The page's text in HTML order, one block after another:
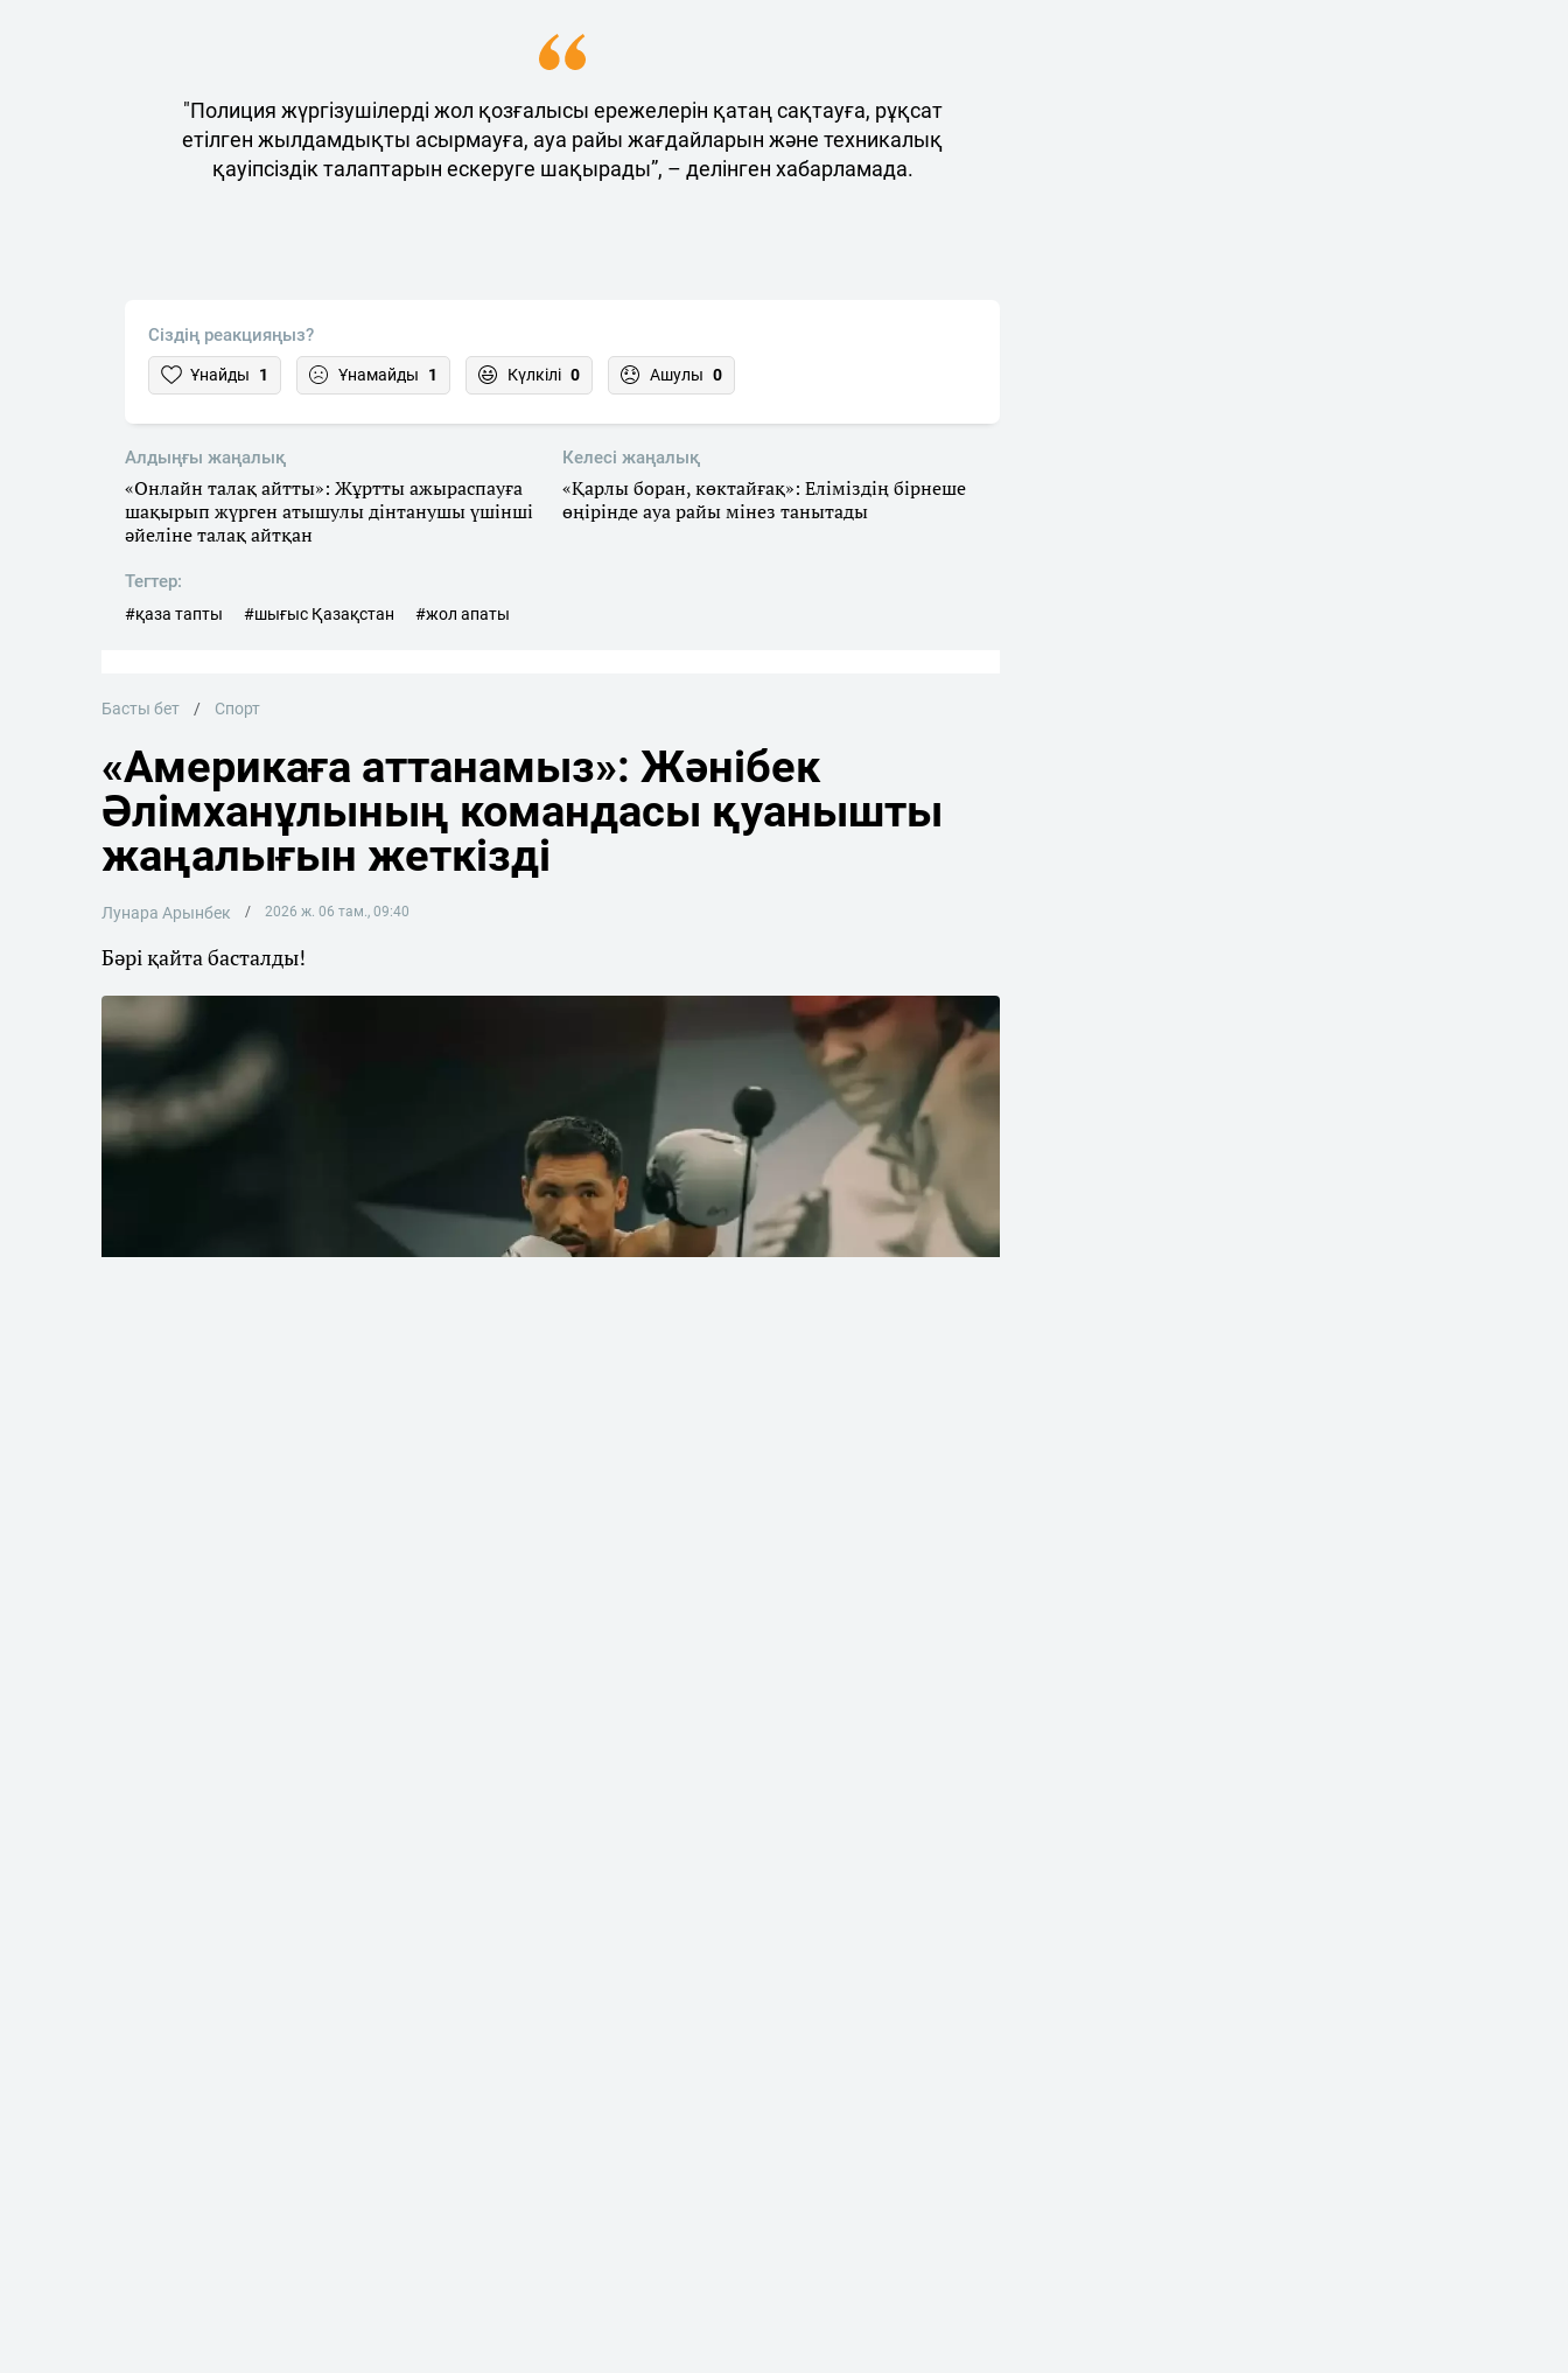
"Полиция жүргізушілерді жол қозғалысы ережелерін қатаң сақтауға, рұқсат
етілген жылдамдықты асырмауға, ауа райы жағдайларын және техникалық
қауіпсіздік талаптарын ескеруге шақырады”, – делінген хабарламада.
Сіздің реакцияңыз?
Ұнайды 1 Ұнамайды 1 Күлкілі 0 Ашулы 0
Алдыңғы жаңалық
«Онлайн талақ айтты»: Жұртты ажыраспауға
шақырып жүрген атышулы дінтанушы үшінші
әйеліне талақ айтқан
Келесі жаңалық
«Қарлы боран, көктайғақ»: Еліміздің бірнеше
өңірінде ауа райы мінез танытады
Тегтер:
#қаза тапты #шығыс Қазақстан #жол апаты
Басты бет Спорт
«Америкаға аттанамыз»: Жәнібек
Әлімханұлының командасы қуанышты
жаңалығын жеткізді
Лунара Арынбек 2026 ж. 06 там., 09:40
Бәрі қайта басталды!